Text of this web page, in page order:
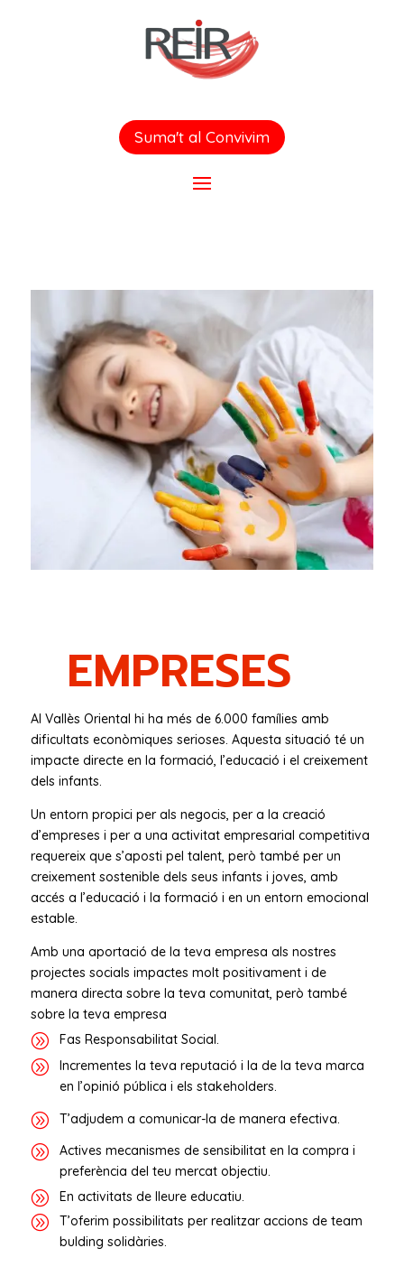
Suma't al Convivim
EMPRESES
Al Vallès Oriental hi ha més de 6.000 famílies amb
dificultats econòmiques serioses. Aquesta situació té un
impacte directe en la formació, l’educació i el creixement
dels infants.
Un entorn propici per als negocis, per a la creació
d’empreses i per a una activitat empresarial competitiva
requereix que s’aposti pel talent, però també per un
creixement sostenible dels seus infants i joves, amb
accés a l’educació i la formació i en un entorn emocional
estable.
Amb una aportació de la teva empresa als nostres
projectes socials impactes molt positivament i de
manera directa sobre la teva comunitat, però també
sobre la teva empresa
A Fas Responsabilitat Social.
A
Incrementes la teva reputació i la de la teva marca
en l’opinió pública i els stakeholders.
A T’adjudem a comunicar-la de manera efectiva.
A
Actives mecanismes de sensibilitat en la compra i
preferència del teu mercat objectiu.
A En activitats de lleure educatiu.
A
T’oferim possibilitats per realitzar accions de team
bulding solidàries.